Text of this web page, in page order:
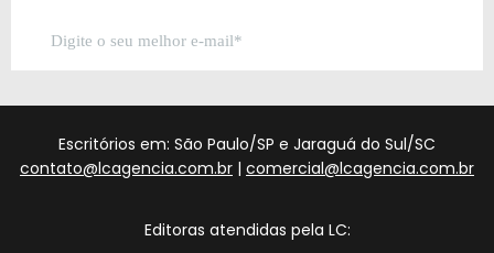
Escritórios em: São Paulo/SP e Jaraguá do Sul/SC
contato@lcagencia.com.br | comercial@lcagencia.com.br
Editoras atendidas pela LC: